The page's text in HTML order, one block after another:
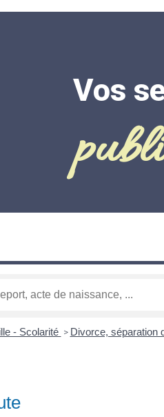
Vos
- Scolarité > Divorce, séparation